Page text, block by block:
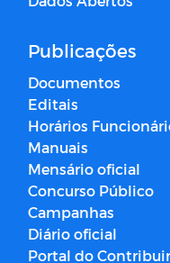
Publicações
Documentos
Editais
Horários
Manuais
Mensário oficial
Concurso Público
Campanhas
Diário oficial
Portal do